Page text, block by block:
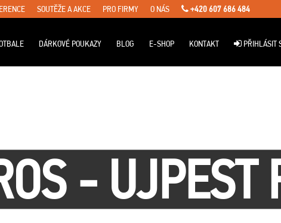
SOUTĚŽE A AKCE PRO FIRMY O NÁS +420 607 686 484
DÁRKOVÉ POUKAZY BLOG E-SHOP KONTAKT PŘIHLÁSIT
- UJPEST